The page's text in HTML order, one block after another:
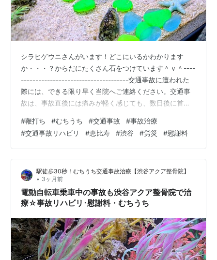
シラヒゲウニさんがいます！どこにいるかわかります
か・・・？からだにたくさん石をつけています＾ｖ＾----
-------------------------------------交通事故に遭われた
際には、できる限り早く当院へご連絡ください。交通事
故は、事故直後には痛みが軽く感じても、数日後に首の
ースが非常に多くあります。また、初期対応の方法によ
って、治療の進め方だけでなく、慰謝料や休業補償など
の賠償面にも大きな影響が出ることがあります。最近で
は「交通事故治療対応」「交通事故取り扱い」などと表
記している整骨院も増えております。しかし実際には、
#鞭打ち #むちうち #交通事故 #事故治療
#交通事故リハビリ #恵比寿 #渋谷 #労災 #慰謝料
駅徒歩30秒！むちうち交通事故治療【渋谷アクア整骨院】
• 3ヶ月前
電動自転車乗車中の事故も渋谷アクア整骨院で治
療☆事故リハビリ･慰謝料・むちうち